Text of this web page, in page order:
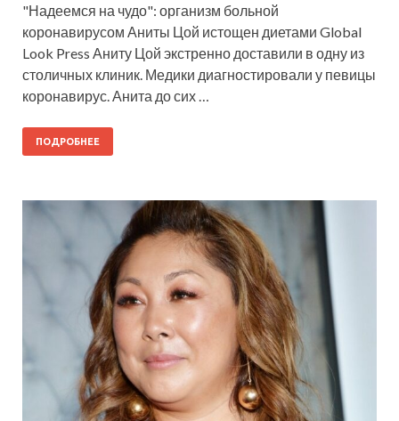
"Надеемся на чудо": организм больной
коронавирусом Аниты Цой истощен диетами Global
Look Press Аниту Цой экстренно доставили в одну из
столичных клиник. Медики диагностировали у певицы
коронавирус. Анита до сих …
ПОДРОБНЕЕ